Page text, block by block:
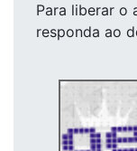
Para liberar o
responda ao